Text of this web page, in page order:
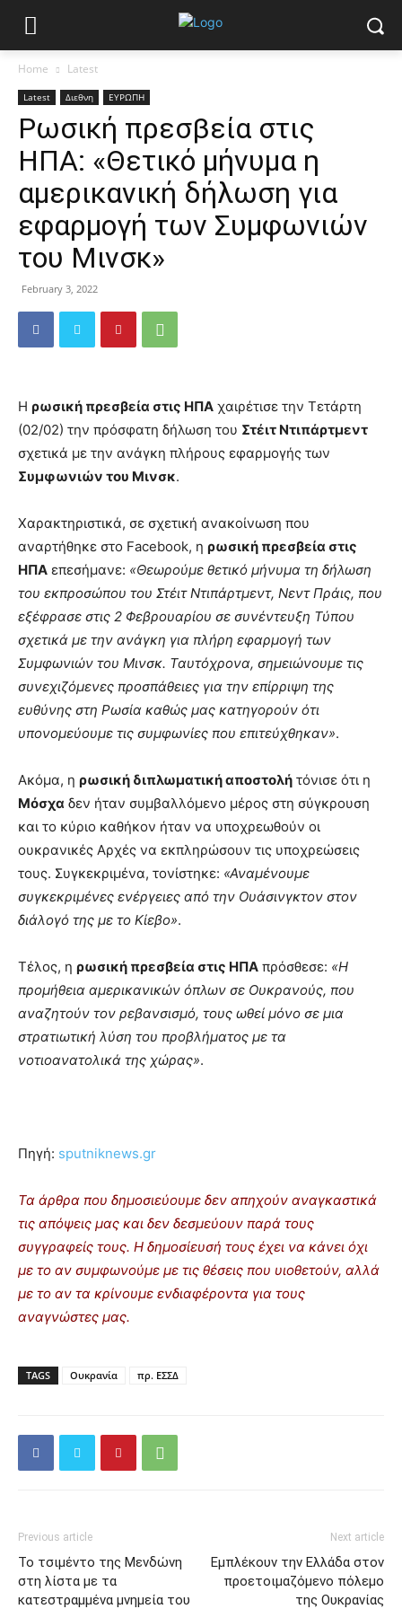
Home Latest
Latest Διεθνη ΕΥΡΩΠΗ
Ρωσική πρεσβεία στις
ΗΠΑ: «Θετικό μήνυμα η
αμερικανική δήλωση για
εφαρμογή των Συμφωνιών
του Μινσκ»
February 3, 2022
Η ρωσική πρεσβεία στις ΗΠΑ χαιρέτισε την Τετάρτη
(02/02) την πρόσφατη δήλωση του Στέιτ Ντιπάρτμεντ
σχετικά με την ανάγκη πλήρους εφαρμογής των
Συμφωνιών του Μινσκ.
Χαρακτηριστικά, σε σχετική ανακοίνωση που
αναρτήθηκε στο Facebook, η ρωσική πρεσβεία στις
ΗΠΑ επεσήμανε: «Θεωρούμε θετικό μήνυμα τη δήλωση
του εκπροσώπου του Στέιτ Ντιπάρτμεντ, Νεντ Πράις, που
εξέφρασε στις 2 Φεβρουαρίου σε συνέντευξη Τύπου
σχετικά με την ανάγκη για πλήρη εφαρμογή των
Συμφωνιών του Μινσκ. Ταυτόχρονα, σημειώνουμε τις
συνεχιζόμενες προσπάθειες για την επίρριψη της
ευθύνης στη Ρωσία καθώς μας κατηγορούν ότι
υπονομεύουμε τις συμφωνίες που επιτεύχθηκαν».
Ακόμα, η ρωσική διπλωματική αποστολή τόνισε ότι η
Μόσχα δεν ήταν συμβαλλόμενο μέρος στη σύγκρουση
και το κύριο καθήκον ήταν να υποχρεωθούν οι
ουκρανικές Αρχές να εκπληρώσουν τις υποχρεώσεις
τους. Συγκεκριμένα, τονίστηκε: «Αναμένουμε
συγκεκριμένες ενέργειες από την Ουάσινγκτον στον
διάλογό της με το Κίεβο».
Τέλος, η ρωσική πρεσβεία στις ΗΠΑ πρόσθεσε: «Η
προμήθεια αμερικανικών όπλων σε Ουκρανούς, που
αναζητούν τον ρεβανσισμό, τους ωθεί μόνο σε μια
στρατιωτική λύση του προβλήματος με τα
νοτιοανατολικά της χώρας».
Πηγή: sputniknews.gr
Τα άρθρα που δημοσιεύουμε δεν απηχούν αναγκαστικά
τις απόψεις μας και δεν δεσμεύουν παρά τους
συγγραφείς τους. Η δημοσίευσή τους έχει να κάνει όχι
με το αν συμφωνούμε με τις θέσεις που υιοθετούν, αλλά
με το αν τα κρίνουμε ενδιαφέροντα για τους
αναγνώστες μας.
TAGS Ουκρανία πρ. ΕΣΣΔ
Previous article
Το τσιμέντο της Μενδώνη
στη λίστα με τα
κατεστραμμένα μνημεία του
Next article
Εμπλέκουν την Ελλάδα στον
προετοιμαζόμενο πόλεμο
της Ουκρανίας